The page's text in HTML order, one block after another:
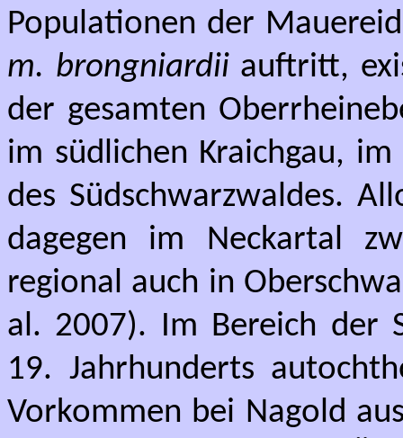
Populationen der
m. brongniardiiauftritt,
der gesamten
im südlichen Kraichgau,
des Südschwarzwaldes.
dagegen im Neckartal
regional auch in
al. 2007). Im Bereich der
19. Jahrhunderts
Vorkommen bei Nagold